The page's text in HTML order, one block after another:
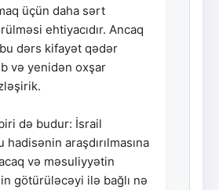
üçün daha sərt
ehtiyacıdır. Ancaq
dərs kifayət qədər
və yenidən oxşar
də budur: İsrail
hadisənin araşdırılmasına
və məsuliyyətin
götürüləcəyi ilə bağlı nə